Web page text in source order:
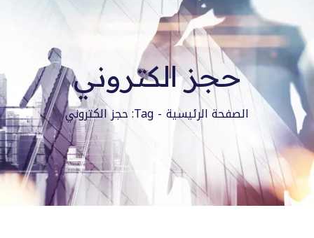
حجز الكتروني
الصفحة الرئيسية Tag: حجز الكتروني